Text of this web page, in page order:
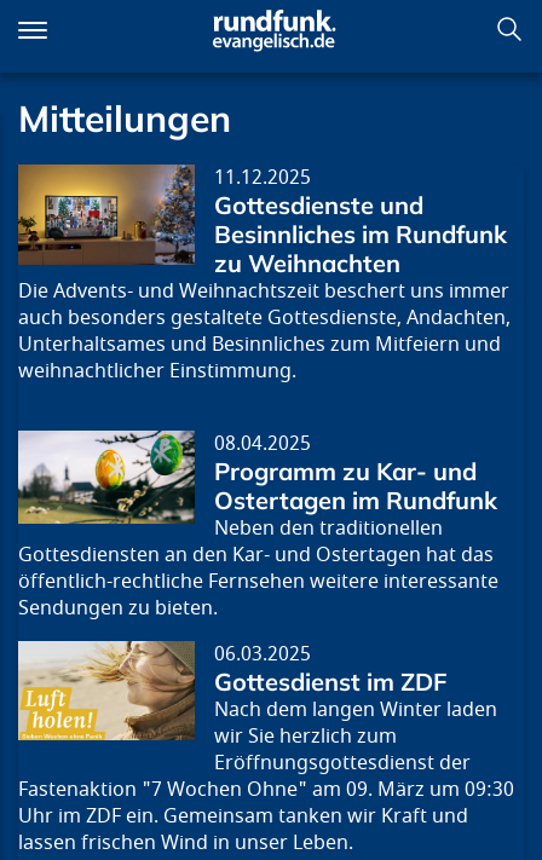
zum
Inhalt
Mitteilungen
11.12.2025
Gottesdienste und
Besinnliches im Rundfunk
zu Weihnachten
Die Advents- und Weihnachtszeit beschert uns immer
auch besonders gestaltete Gottesdienste, Andachten,
Unterhaltsames und Besinnliches zum Mitfeiern und
weihnachtlicher Einstimmung.
08.04.2025
Programm zu Kar- und
Ostertagen im Rundfunk
Neben den traditionellen
Gottesdiensten an den Kar- und Ostertagen hat das
öffentlich-rechtliche Fernsehen weitere interessante
Sendungen zu bieten.
06.03.2025
Gottesdienst im ZDF
Nach dem langen Winter laden
wir Sie herzlich zum
Eröffnungsgottesdienst der
Fastenaktion "7 Wochen Ohne" am 09. März um 09:30
Uhr im ZDF ein. Gemeinsam tanken wir Kraft und
lassen frischen Wind in unser Leben.